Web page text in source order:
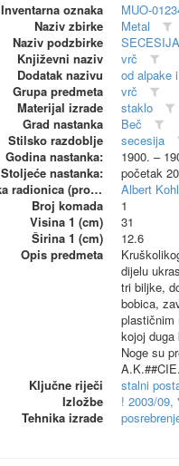
Inventarna oznaka
MUO-
Naziv zbirke
Metal
Naziv podzbirke
SECESIJA
Književni naziv
vrč
Dodatak nazivu
od alpake
Grupa predmeta
vrč
Materijal izrade
staklo
Grad nastanka
Beč
Stilsko razdoblje
secesija
Godina nastanka:
1900. –
Stoljeće nastanka:
početak 20
Autorska radionica (proizvođač)
Albert
Broj komada
1
Visina 1 (cm)
31
Širina 1 (cm)
12.6
Opis predmeta
dijelu
tri biljke,
bobica,
plastičnim
kojoj
Noge su
Ključne riječi
stalni
Izložbe
! 2003/09,
Tehnika izrade